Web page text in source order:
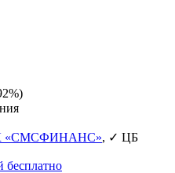
«СМСФИНАНС», ✓ ЦБ
бесплатно